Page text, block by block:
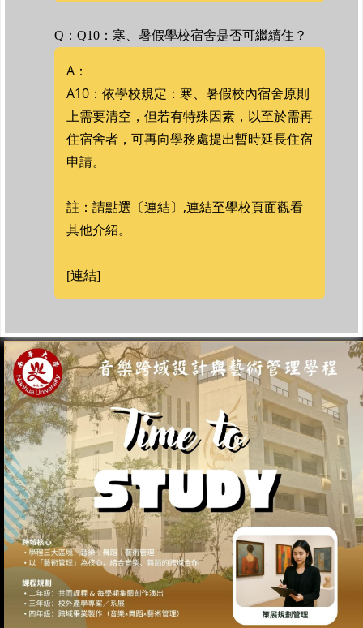
Q：Q10：寒、暑假學校宿舍是否可繼續住？
A：
A10：依學校規定：寒、暑假校內宿舍原則
上需要清空，但若有特殊因素，以至於需再
住宿舍者，可再向學務處提出暫時延長住宿
申請。
註：請點選〔連結〕,連結至學校頁面觀看
其他介紹。
[連結]